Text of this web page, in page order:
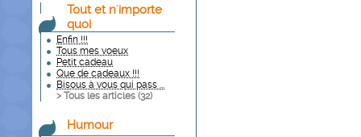
Tout et n'importe
quoi
Enfin !!!
Tous mes voeux
Petit cadeau
Que de cadeaux !!!
Bisous à vous qui pass ...
> Tous les articles (32)
Humour